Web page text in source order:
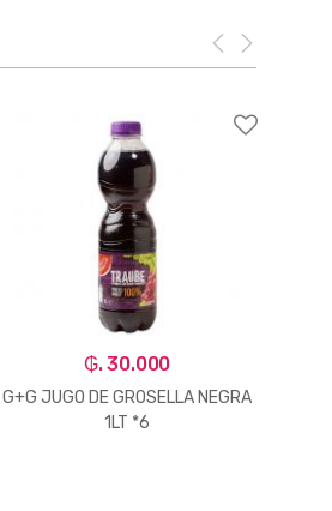
₲. 30.000
G+G JUGO DE GROSELLA NEGRA
1LT *6